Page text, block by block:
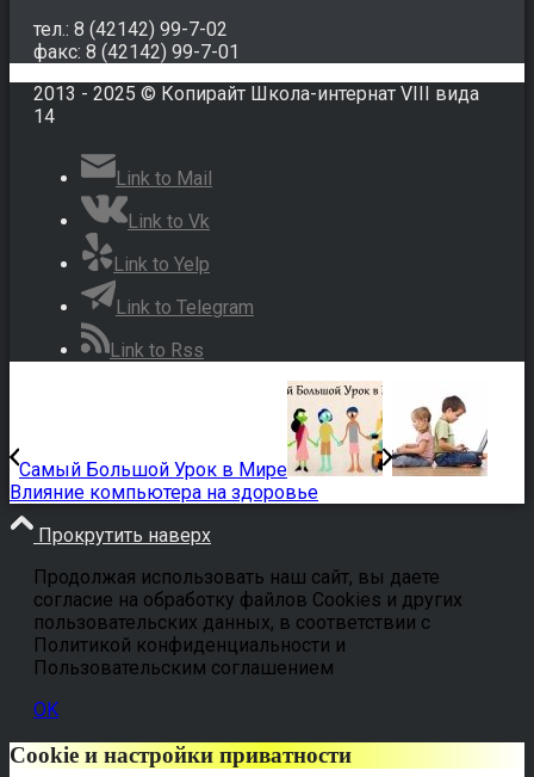
тел.: 8 (42142) 99-7-02
факс: 8 (42142) 99-7-01
2013 - 2025 © Копирайт Школа-интернат VIII вида
14
Link to Mail
Link to Vk
Link to Yelp
Link to Telegram
Link to Rss
Самый Большой Урок в Мире
Влияние компьютера на здоровье
Прокрутить наверх
Продолжая использовать наш сайт, вы даете
согласие на обработку файлов Cookies и других
пользовательских данных, в соответствии с
Политикой конфиденциальности и
Пользовательским соглашением
OK
Cookie и настройки приватности